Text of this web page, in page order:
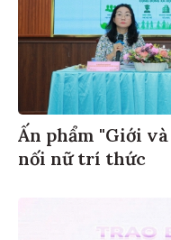
Ấn phẩm "Giới
nối nữ trí thức